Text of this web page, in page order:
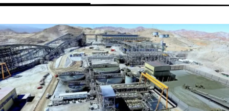
Página
Página
Página
Página
Página